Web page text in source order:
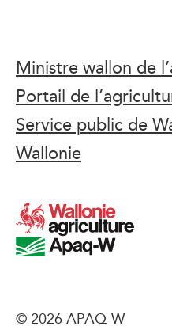
Ministre wallon de
Portail de
Service public de
Wallonie
© 2026 APAQ-W